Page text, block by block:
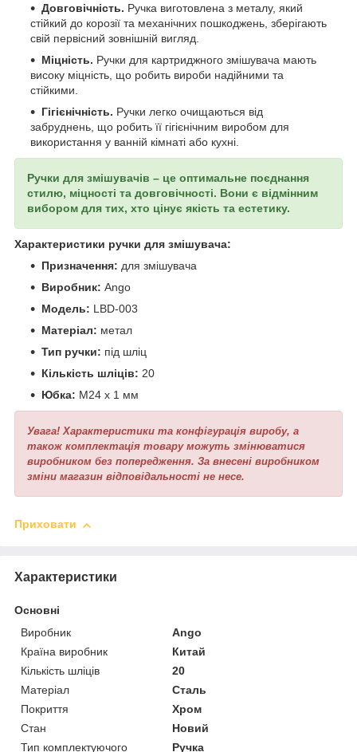
Довговічність. Ручка виготовлена з металу, який
стійкий до корозії та механічних пошкоджень, зберігають
свій первісний зовнішній вигляд.
Міцність. Ручки для картриджного змішувача мають
високу міцність, що робить вироби надійними та
стійкими.
Гігієнічність. Ручки легко очищаються від
забруднень, що робить її гігієнічним виробом для
використання у ванній кімнаті або кухні.
Ручки для змішувачів – це оптимальне поєднання
стилю, міцності та довговічності. Вони є відмінним
вибором для тих, хто цінує якість та естетику.
Характеристики ручки для змішувача:
Призначення: для змішувача
Виробник: Ango
Модель: LBD-003
Матеріал: метал
Тип ручки: під шліц
Кількість шліців: 20
Юбка: М24 х 1 мм
Увага! Характеристики та конфігурація виробу, а
також комплектація товару можуть змінюватися
виробником без попередження. За внесені виробником
зміни магазин відповідальності не несе.
Приховати
Характеристики
Основні
Виробник
Ango
Країна виробник
Китай
Кількість шліців
20
Матеріал
Сталь
Покриття
Хром
Стан
Новий
Тип комплектуючого
Ручка